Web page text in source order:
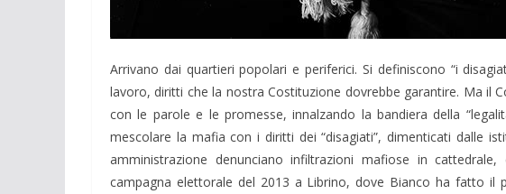
Arrivano dai quartieri popolari e periferici. Si definiscono “i
lavoro, diritti che la nostra Costituzione dovrebbe garantire. Ma il
con le parole e le promesse, innalzando la bandiera della
mescolare la mafia con i diritti dei “disagiati”, dimenticati dalle
amministrazione denunciano infiltrazioni mafiose in
campagna elettorale del 2013 a Librino, dove Bianco ha fatto il